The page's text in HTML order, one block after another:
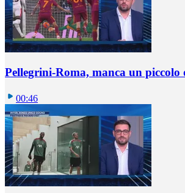
Pellegrini-Roma, manca un piccolo
00:46